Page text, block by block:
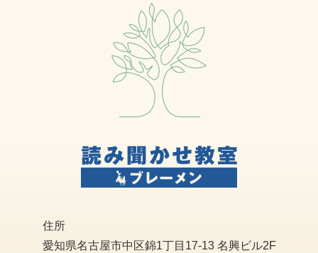
住所
愛知県名古屋市中区錦1丁目17-13 名興ビル2F